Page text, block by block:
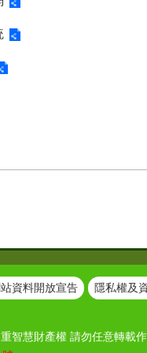
資料開放宣告 隱私權及
智慧財產權 請勿任意轉載